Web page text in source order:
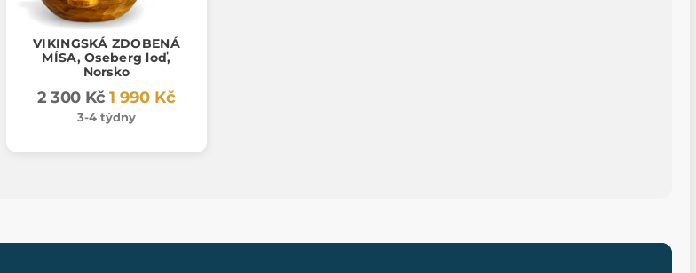
VIKINGSKÁ ZDOBENÁ
MÍSA, Oseberg loď,
Norsko
2 300 Kč1 990 Kč
3-4 týdny